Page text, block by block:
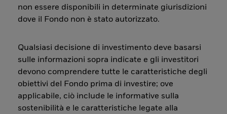
non essere disponibili in determinate giurisdizioni
dove il Fondo non è stato autorizzato.
Qualsiasi decisione di investimento deve basarsi
sulle informazioni sopra indicate e gli investitori
devono comprendere tutte le caratteristiche degli
obiettivi del Fondo prima di investire; ove
applicabile, ciò include le informative sulla
sostenibilità e le caratteristiche legate alla